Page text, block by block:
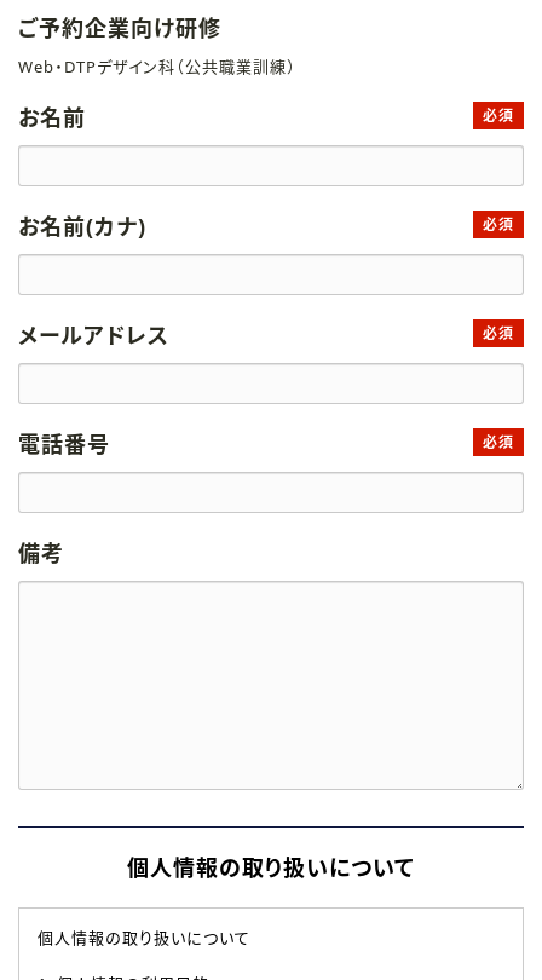
ご予約企業向け研修
Web・DTPデザイン科（公共職業訓練）
お名前 必須
お名前(カナ) 必須
メールアドレス 必須
電話番号 必須
備考
個人情報の取り扱いについて
個人情報の取り扱いについて